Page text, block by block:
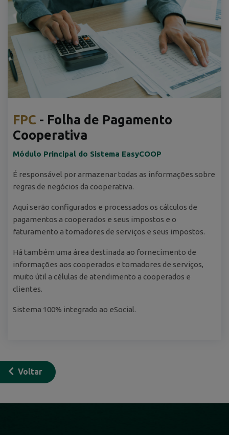
FPC - Folha de Pagamento
Cooperativa
Módulo Principal do Sistema EasyCOOP
É responsável por armazenar todas as informações sobre
regras de negócios da cooperativa.
Aqui serão configurados e processados os cálculos de
pagamentos a cooperados e seus impostos e o
faturamento a tomadores de serviços e seus impostos.
Há também uma área destinada ao fornecimento de
informações aos cooperados e tomadores de serviços,
muito útil a células de atendimento a cooperados e
clientes.
Sistema 100% integrado ao eSocial.
Voltar